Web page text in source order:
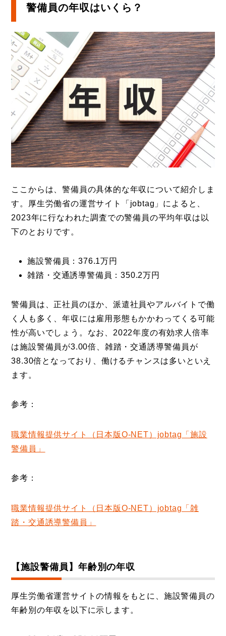
警備員の年収はいくら？
ここからは、警備員の具体的な年収について紹介しま
す。厚生労働省の運営サイト「jobtag」によると、
2023年に行なわれた調査での警備員の平均年収は以
下のとおりです。
施設警備員：376.1万円
雑踏・交通誘導警備員：350.2万円
警備員は、正社員のほか、派遣社員やアルバイトで働
く人も多く、年収には雇用形態もかかわってくる可能
性が高いでしょう。なお、2022年度の有効求人倍率
は施設警備員が3.00倍、雑踏・交通誘導警備員が
38.30倍となっており、働けるチャンスは多いといえ
ます。
参考：
職業情報提供サイト（日本版O-NET）jobtag「施設
警備員」
参考：
職業情報提供サイト（日本版O-NET）jobtag「雑
踏・交通誘導警備員」
【施設警備員】年齢別の年収
厚生労働省運営サイトの情報をもとに、施設警備員の
年齢別の年収を以下に示します。